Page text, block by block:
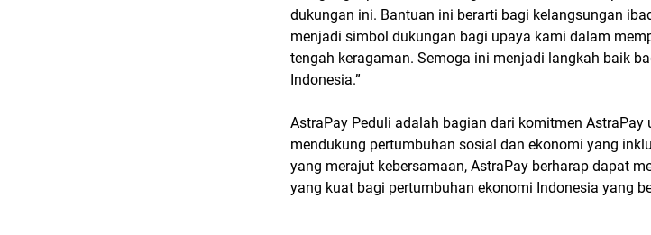
dukungan ini. Bantuan ini berarti bagi kelangsungan
menjadi simbol dukungan bagi upaya kami dalam
tengah keragaman. Semoga ini menjadi langkah baik
Indonesia.”
AstraPay Peduli adalah bagian dari komitmen AstraPay
mendukung pertumbuhan sosial dan ekonomi yang
yang merajut kebersamaan, AstraPay berharap dapat
yang kuat bagi pertumbuhan ekonomi Indonesia yang